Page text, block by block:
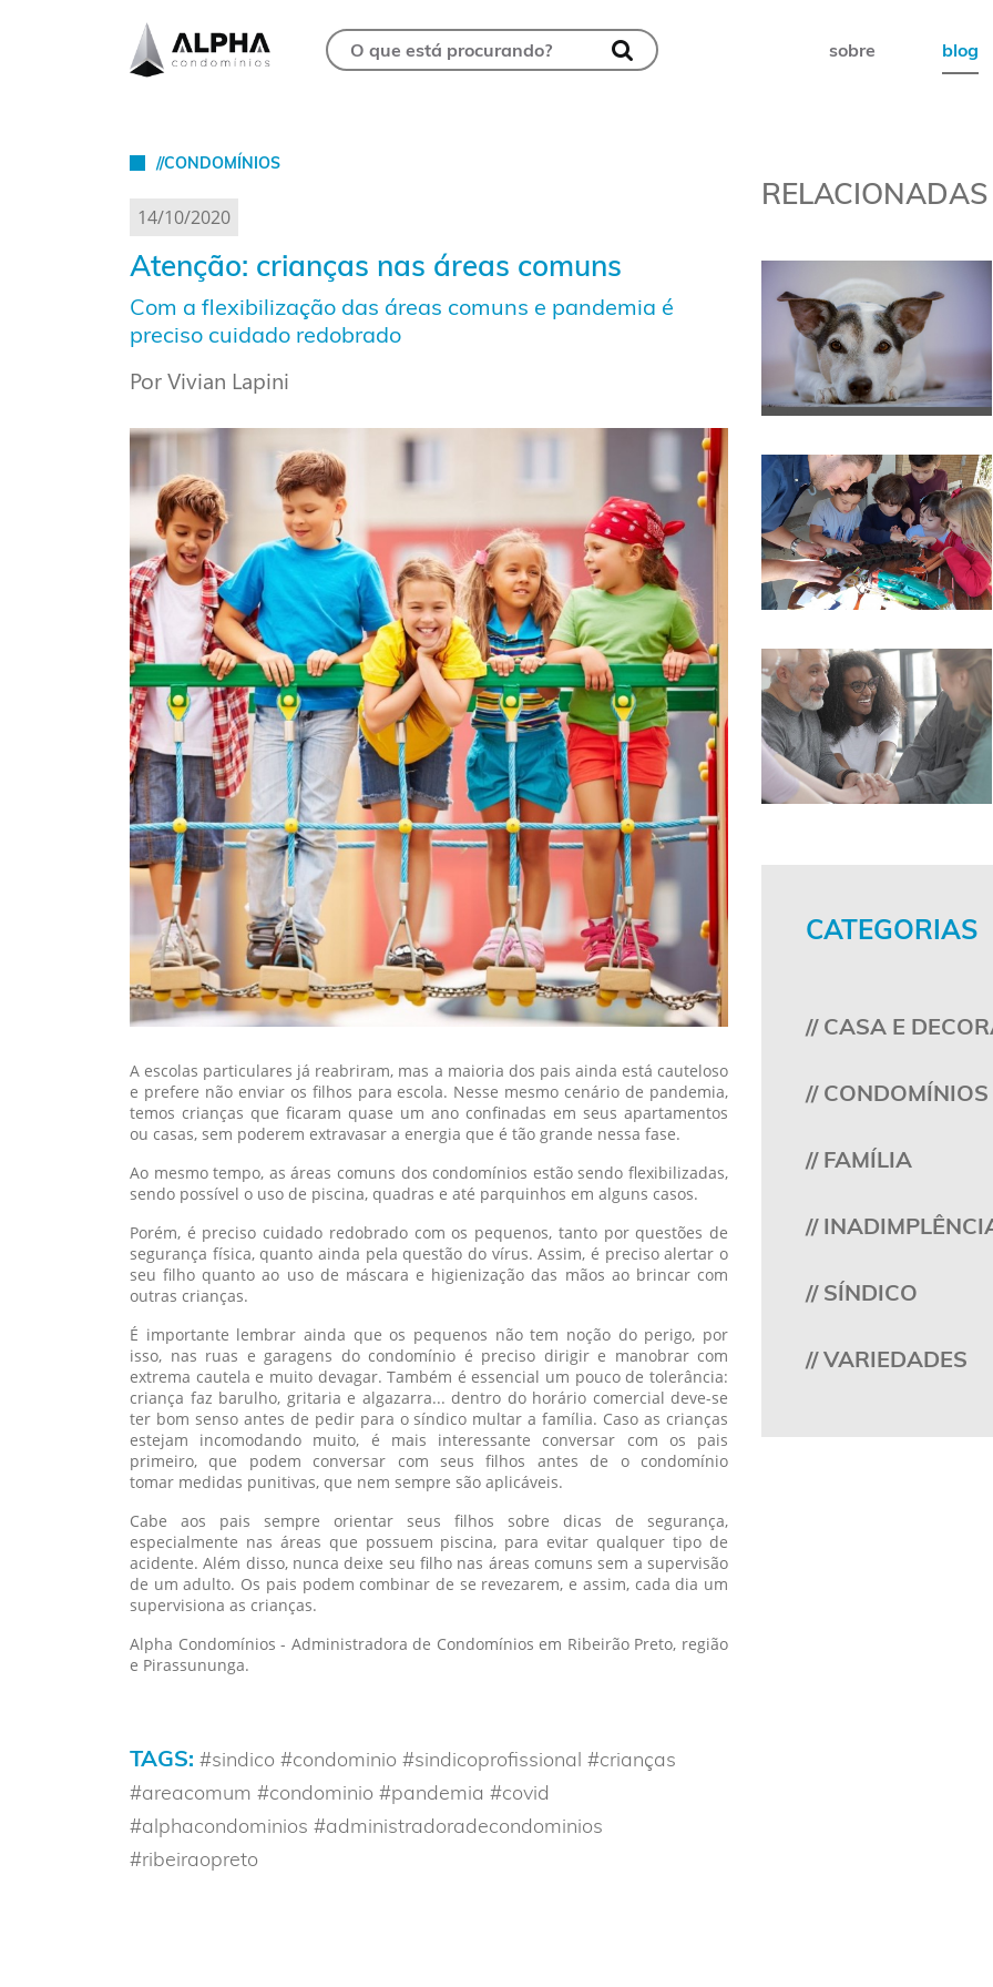
sobre blog
//CONDOMÍNIOS
14/10/2020
Atenção: crianças nas áreas comuns
Com a flexibilização das áreas comuns e pandemia é
preciso cuidado redobrado
Por Vivian Lapini
A escolas particulares já reabriram, mas a maioria dos pais ainda está cauteloso
e prefere não enviar os filhos para escola. Nesse mesmo cenário de pandemia,
temos crianças que ficaram quase um ano confinadas em seus apartamentos
ou casas, sem poderem extravasar a energia que é tão grande nessa fase.
Ao mesmo tempo, as áreas comuns dos condomínios estão sendo flexibilizadas,
sendo possível o uso de piscina, quadras e até parquinhos em alguns casos.
Porém, é preciso cuidado redobrado com os pequenos, tanto por questões de
segurança física, quanto ainda pela questão do vírus. Assim, é preciso alertar o
seu filho quanto ao uso de máscara e higienização das mãos ao brincar com
outras crianças.
É importante lembrar ainda que os pequenos não tem noção do perigo, por
isso, nas ruas e garagens do condomínio é preciso dirigir e manobrar com
extrema cautela e muito devagar. Também é essencial um pouco de tolerância:
criança faz barulho, gritaria e algazarra... dentro do horário comercial deve-se
ter bom senso antes de pedir para o síndico multar a família. Caso as crianças
estejam incomodando muito, é mais interessante conversar com os pais
primeiro, que podem conversar com seus filhos antes de o condomínio
tomar medidas punitivas, que nem sempre são aplicáveis.
Cabe aos pais sempre orientar seus filhos sobre dicas de segurança,
especialmente nas áreas que possuem piscina, para evitar qualquer tipo de
acidente. Além disso, nunca deixe seu filho nas áreas comuns sem a supervisão
de um adulto. Os pais podem combinar de se revezarem, e assim, cada dia um
supervisiona as crianças.
Alpha Condomínios - Administradora de Condomínios em Ribeirão Preto, região
e Pirassununga.
TAGS: #sindico #condominio #sindicoprofissional #crianças
#areacomum #condominio #pandemia #covid
#alphacondominios #administradoradecondominios
#ribeiraopreto
RELACIONADAS
CATEGORIAS
// CASA E
// CONDOMÍNIOS
// FAMÍLIA
//
// SÍNDICO
// VARIEDADES